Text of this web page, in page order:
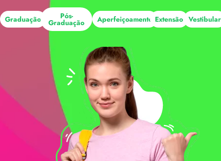
Graduação Pós-
Graduação Aperfeiçoamento Extensão Vestibular